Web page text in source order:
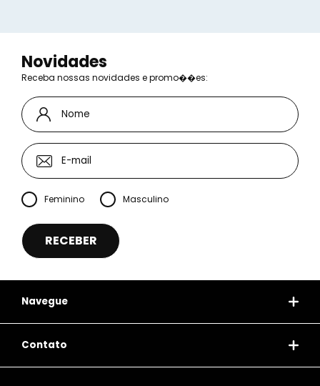
Novidades
Receba nossas novidades e promo��es:
Feminino Masculino
Navegue
Contato